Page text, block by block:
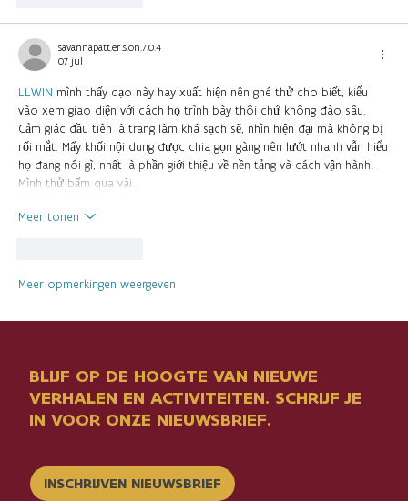
savannapatt.er.s.on.7.0.4
07 jul
LLWIN mình thấy dạo này hay xuất hiện nên ghé thử cho biết, kiểu
vào xem giao diện với cách họ trình bày thôi chứ không đào sâu.
Cảm giác đầu tiên là trang làm khá sạch sẽ, nhìn hiện đại mà không bị
rối mắt. Mấy khối nội dung được chia gọn gàng nên lướt nhanh vẫn hiểu
họ đang nói gì, nhất là phần giới thiệu về nền tảng và cách vận hành.
Mình thử bấm qua vài…
Meer tonen
Meer opmerkingen weergeven
BLIJF OP DE HOOGTE VAN NIEUWE
VERHALEN EN ACTIVITEITEN. SCHRIJF JE
IN VOOR ONZE NIEUWSBRIEF.
INSCHRIJVEN NIEUWSBRIEF